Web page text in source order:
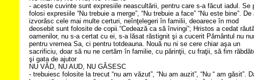
- aceste cuvinte sunt expresiile neascultării, pentru care s-a făcut iadul. Se
folosi expresiile “Nu trebuie a merge”, “Nu trebuie a face” “Nu este bine”. De
izvorăsc cele mai multe certuri, neînţelegeri în familii, deoarece în mod
deosebit sunt folosite de copii.“Cedează ca să învingi”; Hristos a cedat
oamenilor, nu s-a certat cu ei, s-a lăsat răstignit şi a cucerit Pământul nu
pentru vremea Sa, ci pentru totdeauna. Nouă nu ni se cere chiar aşa un
sacrificiu, doar să nu ne certăm în familie, cu părinţii, cu fraţii, să fim
şi gata de ajutor
NU VĂD, NU AUD, NU GĂSESC
- trebuiesc folosite la trecut “nu am văzut”, “Nu am auzit”, “Nu “ am găsit”.